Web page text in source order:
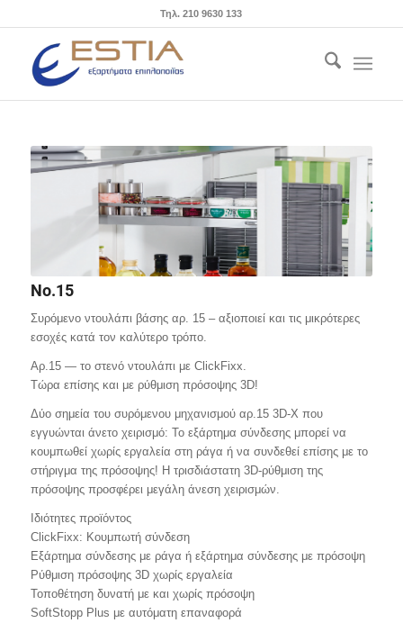
Τηλ. 210 9630 133
No.15
Συρόμενο ντουλάπι βάσης αρ. 15 – αξιοποιεί και τις μικρότερες
εσοχές κατά τον καλύτερο τρόπο.
Αρ.15 — το στενό ντουλάπι με ClickFixx.
Τώρα επίσης και με ρύθμιση πρόσοψης 3D!
Δύο σημεία του συρόμενου μηχανισμού αρ.15 3D-X που
εγγυώνται άνετο χειρισμό: Το εξάρτημα σύνδεσης μπορεί να
κουμπωθεί χωρίς εργαλεία στη ράγα ή να συνδεθεί επίσης με το
στήριγμα της πρόσοψης! Η τρισδιάστατη 3D-ρύθμιση της
πρόσοψης προσφέρει μεγάλη άνεση χειρισμών.
Ιδιότητες προϊόντος
ClickFixx: Κουμπωτή σύνδεση
Εξάρτημα σύνδεσης με ράγα ή εξάρτημα σύνδεσης με πρόσοψη
Ρύθμιση πρόσοψης 3D χωρίς εργαλεία
Τοποθέτηση δυνατή με και χωρίς πρόσοψη
SoftStopp Plus με αυτόματη επαναφορά